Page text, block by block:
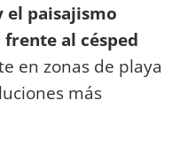
el paisajismo
al césped
en zonas de playa
más